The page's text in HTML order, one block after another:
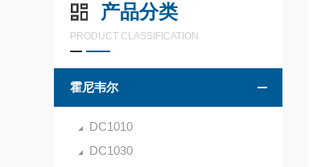
产品分类
PRODUCT CLASSIFICATION
霍尼韦尔
DC1010
DC1030